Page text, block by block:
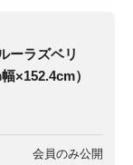
ーラズベリ
×152.4cm）
会員のみ公開